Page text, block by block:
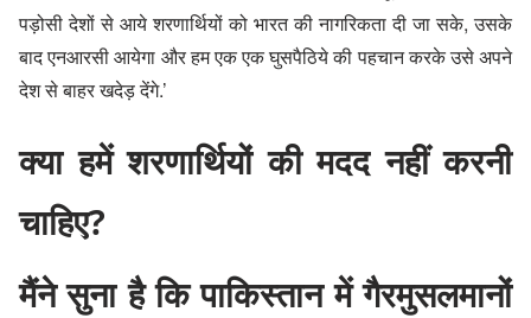
पड़ोसी देशों से आये शरणार्थियों को भारत की नागरिकता दी जा सके, उसके
बाद एनआरसी आयेगा और हम एक एक घुसपैठिये की पहचान करके उसे अपने
देश से बाहर खदेड़ देंगे.’
क्या हमें शरणार्थियों की मदद नहीं करनी
चाहिए?
मैंने सुना है कि पाकिस्तान में गैरमुसलमानों